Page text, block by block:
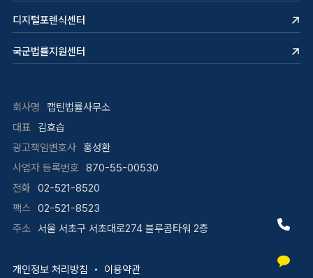
디지털포렌식센터
국군법률지원센터
회사명
캡틴법률사무소
대표
김효습
광고책임변호사 홍성환
사업자 등록번호 870-55-00530
전화
02-521-8520
팩스
02-521-8523
주소 서울 서초구 서초대로274 블루콤타워 2층
개인정보 처리방침 이용약관